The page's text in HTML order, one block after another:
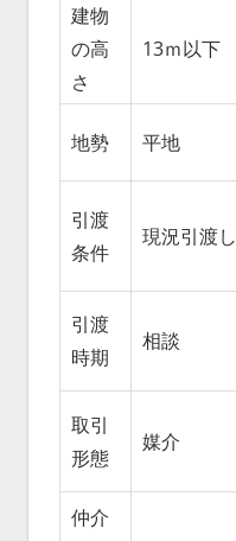
建物
の高
さ
13ｍ以下
地勢 平地
引渡
条件
現況引渡し
引渡
時期
相談
取引
形態
媒介
仲介